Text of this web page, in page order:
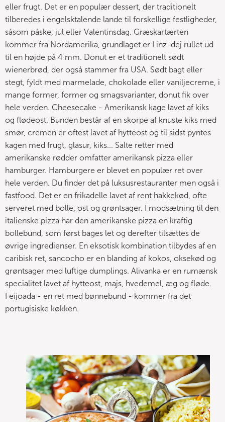
eller frugt. Det er en populær dessert, der traditionelt
tilberedes i engelsktalende lande til forskellige festligheder,
såsom påske, jul eller Valentinsdag. Græskartærten
kommer fra Nordamerika, grundlaget er Linz-dej rullet ud
til en højde på 4 mm. Donut er et traditionelt sødt
wienerbrød, der også stammer fra USA. Sødt bagt eller
stegt, fyldt med marmelade, chokolade eller vaniljecreme, i
mange former, former og smagsvarianter, donut fik over
hele verden. Cheesecake - Amerikansk kage lavet af kiks
og flødeost. Bunden består af en skorpe af knuste kiks med
smør, cremen er oftest lavet af hytteost og til sidst pyntes
kagen med frugt, glasur, kiks... Salte retter med
amerikanske rødder omfatter amerikansk pizza eller
hamburger. Hamburgere er blevet en populær ret over
hele verden. Du finder det på luksusrestauranter men også i
fastfood. Det er en frikadelle lavet af rent hakkekød, ofte
serveret med bolle, ost og grøntsager. I modsætning til den
italienske pizza har den amerikanske pizza en kraftig
bollebund, som først bages let og derefter tilsættes de
øvrige ingredienser. En eksotisk kombination tilbydes af en
caribisk ret, sancocho er en blanding af kokos, oksekød og
grøntsager med luftige dumplings. Alivanka er en rumænsk
specialitet lavet af hytteost, majs, hvedemel, æg og fløde.
Feijoada - en ret med bønnebund - kommer fra det
portugisiske køkken.